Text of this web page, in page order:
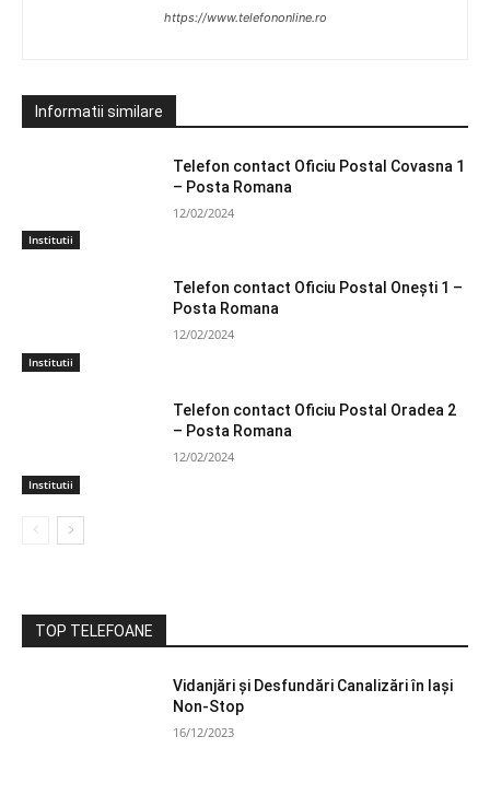
https://www.telefononline.ro
Informatii similare
Institutii
Telefon contact Oficiu Postal Covasna 1
– Posta Romana
12/02/2024
Institutii
Telefon contact Oficiu Postal Oneşti 1 –
Posta Romana
12/02/2024
Institutii
Telefon contact Oficiu Postal Oradea 2
– Posta Romana
12/02/2024
TOP TELEFOANE
Vidanjări și Desfundări Canalizări în Iași
Non-Stop
16/12/2023